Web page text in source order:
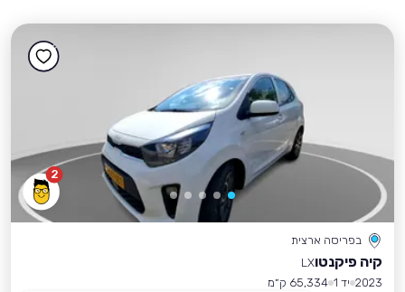
2
בפריסה ארצית
קיה פיקנטוLX
2023 יד 1
65,334 ק״מ